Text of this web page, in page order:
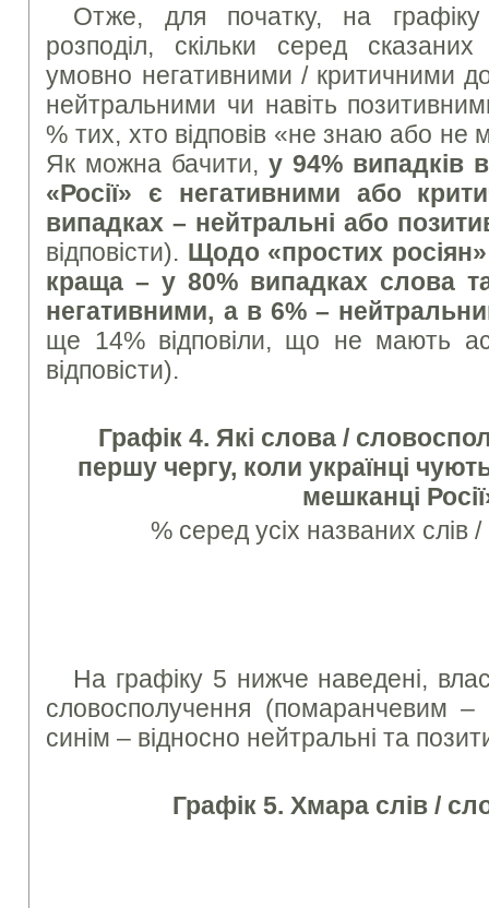
Отже, для початку, на
розподіл, скільки серед
умовно негативними / критичними
нейтральними чи навіть
% тих, хто відповів «не знаю або не
Як можна бачити,у 94% випадків
«Росії» є негативними або
випадках – нейтральні або
відповісти). Щодо «простих
краща – у 80% випадках слова
негативними, а в 6% –
ще 14% відповіли, що не мають
відповісти).
Графік 4. Які слова /
першу чергу, коли українці
мешканці
% серед усіх названих слів
На графіку 5 нижче наведені,
словосполучення (помаранчевим –
синім – відносно нейтральні та
Графік 5. Хмара слів /